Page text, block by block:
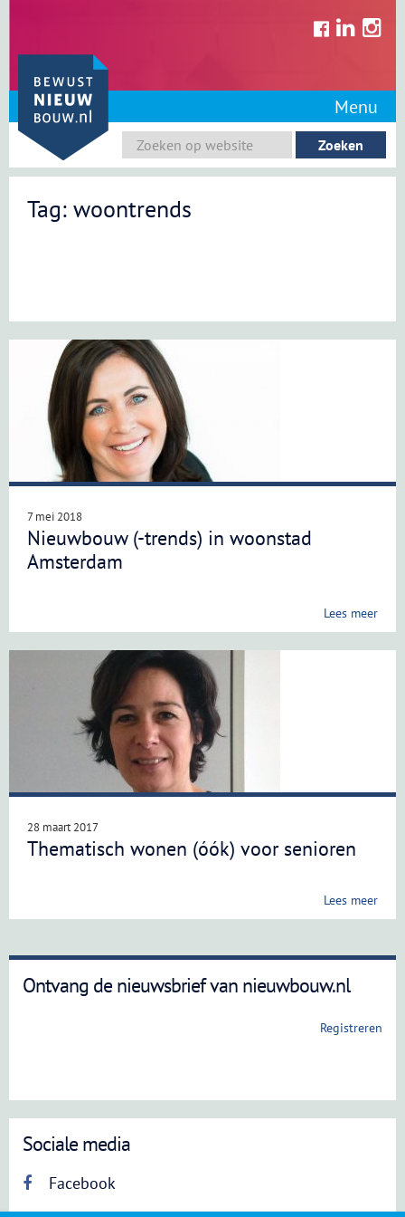
content
Menu
Tag: woontrends
7 mei 2018
Nieuwbouw (-trends) in woonstad
Amsterdam
Lees meer
28 maart 2017
Thematisch wonen (óók) voor senioren
Lees meer
Ontvang de nieuwsbrief van nieuwbouw.nl
Registreren
Sociale media
Facebook